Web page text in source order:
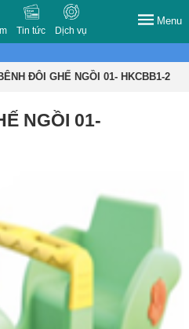
Tin tức Dịch vụ
Menu
ĐÔI GHẾ NGỒI 01- HKCBB1-2
NGỒI 01-